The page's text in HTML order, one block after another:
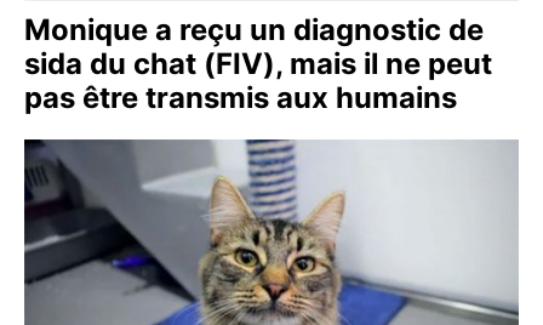
Monique a reçu un diagnostic de
sida du chat (FIV), mais il ne peut
pas être transmis aux humains